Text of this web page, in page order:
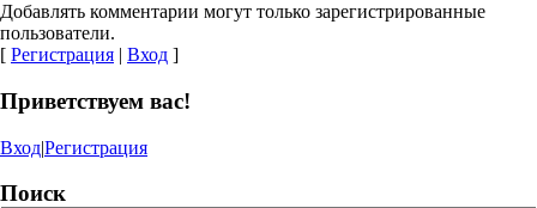
Добавлять комментарии могут только зарегистрированные
пользователи.
[ Регистрация | Вход ]
Приветствуем вас!
Вход|Регистрация
Поиск